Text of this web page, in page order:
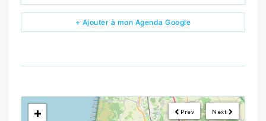
+ Ajouter à mon Agenda Google
Next
Prev
<!---->
+